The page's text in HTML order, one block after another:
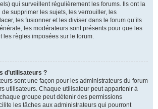
qui surveillent régulièrement les forums. Ils ont la
de supprimer les sujets, les verrouiller, les
les fusionner et les diviser dans le forum qu’ils
les modérateurs sont présents pour que les
les règles imposées sur le forum.
d’utilisateurs ?
sont une façon pour les administrateurs du forum
utilisateurs. Chaque utilisateur peut appartenir à
groupe peut détenir des permissions
les tâches aux administrateurs qui pourront